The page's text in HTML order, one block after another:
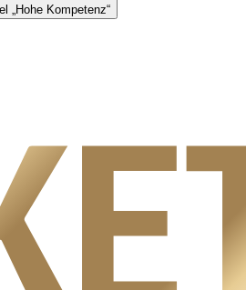
„Hohe Kompetenz“